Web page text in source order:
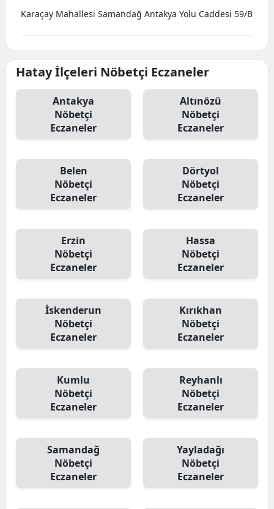
Karaçay Mahallesi Samandağ Antakya Yolu Caddesi 59/B
Hatay İlçeleri Nöbetçi Eczaneler
Antakya
Nöbetçi
Eczaneler
Altınözü
Nöbetçi
Eczaneler
Belen
Nöbetçi
Eczaneler
Dörtyol
Nöbetçi
Eczaneler
Erzin
Nöbetçi
Eczaneler
Hassa
Nöbetçi
Eczaneler
İskenderun
Nöbetçi
Eczaneler
Kırıkhan
Nöbetçi
Eczaneler
Kumlu
Nöbetçi
Eczaneler
Reyhanlı
Nöbetçi
Eczaneler
Samandağ
Nöbetçi
Eczaneler
Yayladağı
Nöbetçi
Eczaneler